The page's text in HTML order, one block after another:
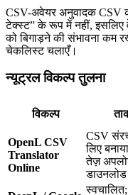
CSV-अवेयर अनुवादक CSV
टेक्स्ट” के रूप में नहीं, इसलिए
को बिगाड़ने की संभावना कम
चेकलिस्ट चलाएँ।
न्यूट्रल विकल्प तुलना
विकल्प
OpenL CSV
Translator
Online
CSV
लिए
तेज़
डाउनलोड